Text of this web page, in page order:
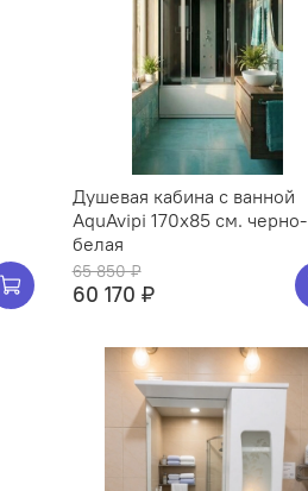
Душевая кабина с ванной
AquAvipi 170х85 см. черно-
белая
65 850 ₽
60 170 ₽